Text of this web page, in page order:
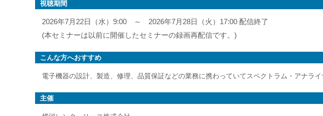
視聴期間
2026年7月22日（水）9:00 ～ 2026年7月28日（火）17:00 配信終了
(本セミナーは以前に開催したセミナーの録画再配信です。)
こんな方へおすすめ
電子機器の設計、製造、修理、品質保証などの業務に携わっていてスペクトラム・アナラ
主催